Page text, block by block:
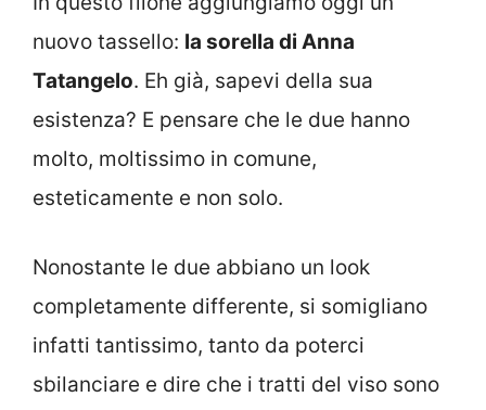
nuovo tassello: la sorella di Anna
Tatangelo. Eh già, sapevi della sua
esistenza? E pensare che le due hanno
molto, moltissimo in comune,
esteticamente e non solo.
Nonostante le due abbiano un look
completamente differente, si somigliano
infatti tantissimo, tanto da poterci
sbilanciare e dire che i tratti del viso sono